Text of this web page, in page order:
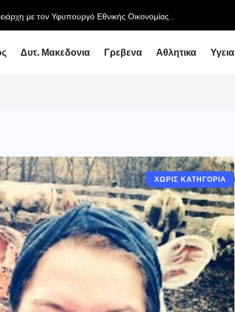
με τον Υφυπουργό Εθνικής Οικονομίας...
Δυτ. Μακεδονια Γρεβενα Αθλητικα Υγεια
ΧΩΡΙΣ ΚΑΤΗΓΟΡΙΑ